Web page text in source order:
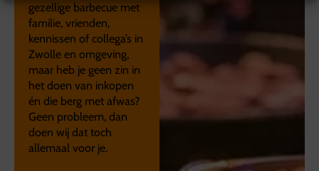
gezellige barbecue met
familie, vrienden,
kennissen of collega’s in
Zwolle en omgeving,
maar heb je geen zin in
het doen van inkopen
én die berg met afwas?
Geen probleem, dan
doen wij dat toch
allemaal voor je.